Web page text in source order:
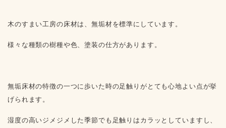
木のすまい工房の床材は、無垢材を標準にしています。
様々な種類の樹種や色、塗装の仕方があります。
無垢床材の特徴の一つに歩いた時の足触りがとても心地よい点が挙
げられます。
湿度の高いジメジメした季節でも足触りはカラッとしていますし、